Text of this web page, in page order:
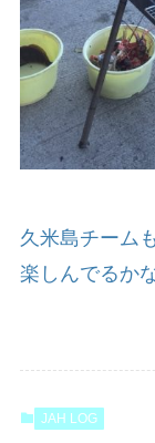
久米島チーム
楽しんでるか
JAH LOG